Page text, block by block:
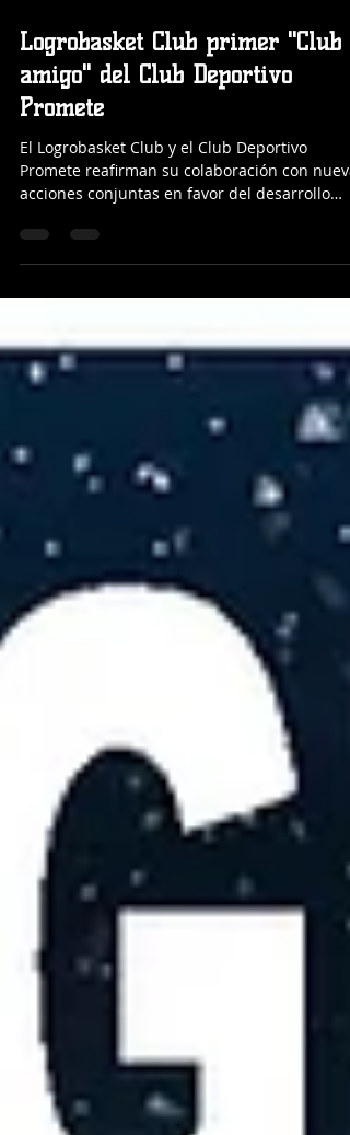
31 oct 2017
Logrobasket Club primer "Club
Promete
El Logrobasket Club y el Club Deportivo
Promete reafirman su colaboración con
del...